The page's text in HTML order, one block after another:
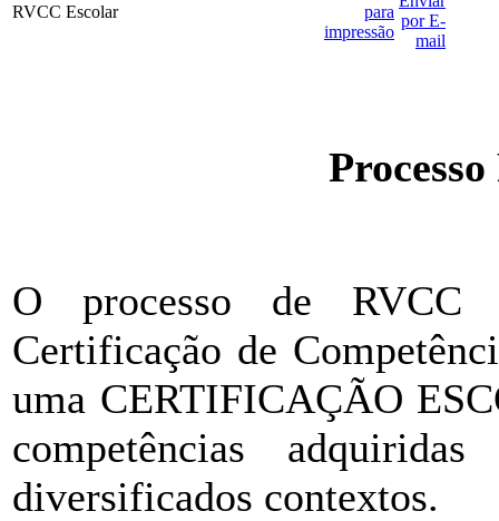
RVCC Escolar
O processo de RVCC
Certificação de
uma CERTIFICAÇÃO
competências
diversificados contextos.